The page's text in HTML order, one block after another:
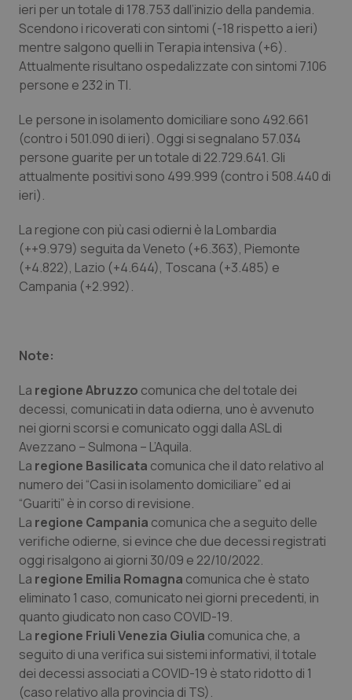
Piemonte
Provincia Autonoma di Bolzano
Puglia
Sardegna
Sicilia
Toscana
Valle D’Aosta
Veneto
HIV
Infezioni & Febbre
Malattie rare
Malattia di Crohn & Rettocolite Ulcerosa
Neuroscienze & patologie neurodegenerative
Obesità
Oncodermatologia
Oncoematologia
Oncologia & Nutrizione
Psoriasi & pelle
Quotidiano Cardiologia
Quotidiano Chirurgia
Quotidiano Oncologia
Quotidiano Pediatria
Rene & patologie urogenitali
ieri per un totale di 178.753 dall’inizio della pandemia.
Scendono i ricoverati con sintomi (-18 rispetto a ieri)
mentre salgono quelli in Terapia intensiva (+6).
Attualmente risultano ospedalizzate con sintomi 7.106
persone e 232 in TI.
Le persone in isolamento domiciliare sono 492.661
(contro i 501.090 di ieri). Oggi si segnalano 57.034
persone guarite per un totale di 22.729.641. Gli
attualmente positivi sono 499.999 (contro i 508.440 di
ieri).
La regione con più casi odierni è la Lombardia
(++9.979) seguita da Veneto (+6.363), Piemonte
(+4.822), Lazio (+4.644), Toscana (+3.485) e
Campania (+2.992).
Note:
La regione Abruzzo comunica che del totale dei
decessi, comunicati in data odierna, uno è avvenuto
nei giorni scorsi e comunicato oggi dalla ASL di
Avezzano – Sulmona – L’Aquila.
La regione Basilicata comunica che il dato relativo al
numero dei “Casi in isolamento domiciliare” ed ai
“Guariti” è in corso di revisione.
La regione Campania comunica che a seguito delle
verifiche odierne, si evince che due decessi registrati
oggi risalgono ai giorni 30/09 e 22/10/2022.
La regione Emilia Romagna comunica che è stato
eliminato 1 caso, comunicato nei giorni precedenti, in
quanto giudicato non caso COVID-19.
La regione Friuli Venezia Giulia comunica che, a
seguito di una verifica sui sistemi informativi, il totale
dei decessi associati a COVID-19 è stato ridotto di 1
(caso relativo alla provincia di TS).